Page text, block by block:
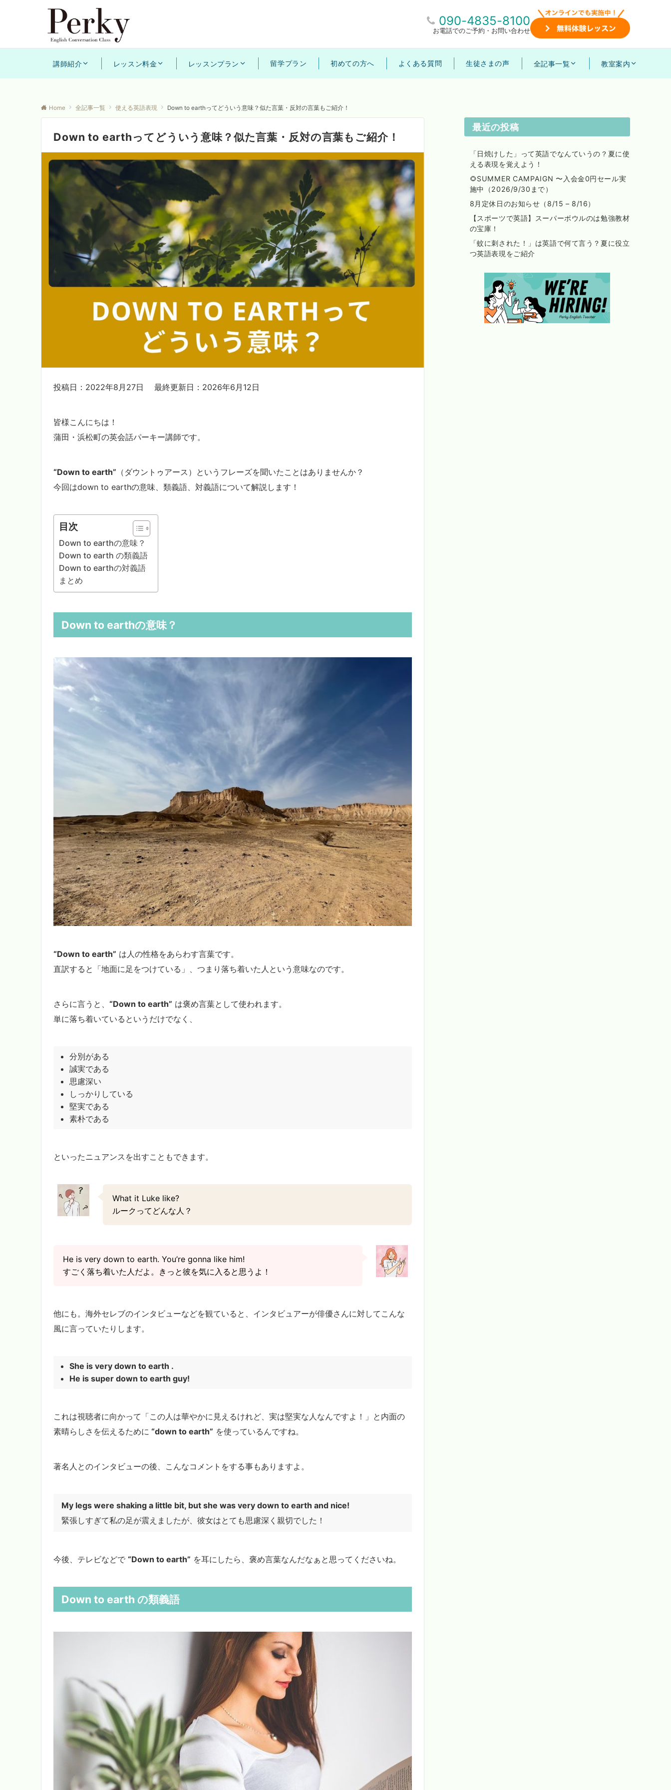
090-4835-8100
お電話でのご予約・お問い合わせ
講師紹介 レッスン料金 レッスンプラン 留学プラン 初めての方へ よくある質問 生徒さまの声 全記事一覧 教室案内
Home 全記事一覧 使える英語表現 Down to earthってどういう意味？似た言葉・反対の言葉もご紹介！
Down to earthってどういう意味？似た言葉・反対の言葉もご紹介！
投稿日：2022年8月27日 最終更新日：2026年6月12日
皆様こんにちは！
蒲田・浜松町の英会話パーキー講師です。
“Down to earth” （ダウントゥアース）というフレーズを聞いたことはありませんか？
今回はdown to earthの意味、類義語、対義語について解説します！
目次
Down to earthの意味？
Down to earth の類義語
Down to earthの対義語
まとめ
Down to earthの意味？
“Down to earth” は人の性格をあらわす言葉です。
直訳すると「地面に足をつけている」、つまり落ち着いた人という意味なのです。
さらに言うと、 “Down to earth” は褒め言葉として使われます。
単に落ち着いているというだけでなく、
分別がある
誠実である
思慮深い
しっかりしている
堅実である
素朴である
といったニュアンスを出すこともできます。
What it Luke like?
ルークってどんな人？
He is very down to earth. You’re gonna like him!
すごく落ち着いた人だよ。きっと彼を気に入ると思うよ！
他にも。海外セレブのインタビューなどを観ていると、インタビュアーが俳優さんに対してこんな
風に言っていたりします。
She is very down to earth .
He is super down to earth guy!
これは視聴者に向かって「この人は華やかに見えるけれど、実は堅実な人なんですよ！」と内面の
素晴らしさを伝えるために “down to earth” を使っているんですね。
著名人とのインタビューの後、こんなコメントをする事もありますよ。
My legs were shaking a little bit, but she was very down to earth and nice!
緊張しすぎて私の足が震えましたが、彼女はとても思慮深く親切でした！
今後、テレビなどで “Down to earth” を耳にしたら、褒め言葉なんだなぁと思ってくださいね。
Down to earth の類義語
最近の投稿
「日焼けした」って英語でなんていうの？夏に使
える表現を覚えよう！
🌻SUMMER CAMPAIGN 〜入会金0円セール実
施中（2026/9/30まで）
8月定休日のお知らせ（8/15 – 8/16）
【スポーツで英語】スーパーボウルのは勉強教材
の宝庫！
「蚊に刺された！」は英語で何て言う？夏に役立
つ英語表現をご紹介